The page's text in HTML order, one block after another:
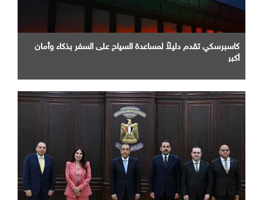
كاسبرسكي تقدم دليلاً لمساعدة السياح على السفر بذكاء وأمان
أكبر